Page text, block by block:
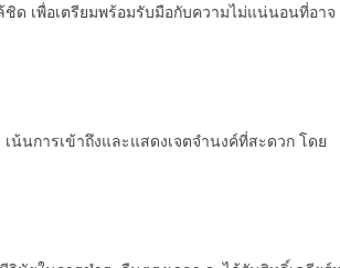
ด เพื่อเตรียมพร้อมรับมือกับความไม่แน่นอนที่อาจ
นการเข้าถึงและแสดงเจตจำนงค์ที่สะดวก โดย